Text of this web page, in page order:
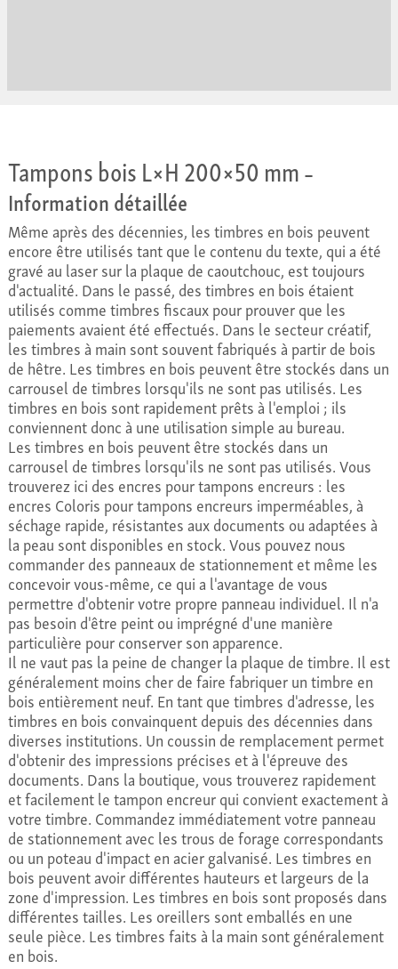
Tampons bois L×H 200×50 mm–
Information détaillée
Même après des décennies, les timbres en bois peuvent
encore être utilisés tant que le contenu du texte, qui a été
gravé au laser sur la plaque de caoutchouc, est toujours
d'actualité. Dans le passé, des timbres en bois étaient
utilisés comme timbres fiscaux pour prouver que les
paiements avaient été effectués. Dans le secteur créatif,
les timbres à main sont souvent fabriqués à partir de bois
de hêtre. Les timbres en bois peuvent être stockés dans un
carrousel de timbres lorsqu'ils ne sont pas utilisés. Les
timbres en bois sont rapidement prêts à l'emploi ; ils
conviennent donc à une utilisation simple au bureau.
Les timbres en bois peuvent être stockés dans un
carrousel de timbres lorsqu'ils ne sont pas utilisés. Vous
trouverez ici des encres pour tampons encreurs : les
encres Coloris pour tampons encreurs imperméables, à
séchage rapide, résistantes aux documents ou adaptées à
la peau sont disponibles en stock. Vous pouvez nous
commander des panneaux de stationnement et même les
concevoir vous-même, ce qui a l'avantage de vous
permettre d'obtenir votre propre panneau individuel. Il n'a
pas besoin d'être peint ou imprégné d'une manière
particulière pour conserver son apparence.
Il ne vaut pas la peine de changer la plaque de timbre. Il est
généralement moins cher de faire fabriquer un timbre en
bois entièrement neuf. En tant que timbres d'adresse, les
timbres en bois convainquent depuis des décennies dans
diverses institutions. Un coussin de remplacement permet
d'obtenir des impressions précises et à l'épreuve des
documents. Dans la boutique, vous trouverez rapidement
et facilement le tampon encreur qui convient exactement à
votre timbre. Commandez immédiatement votre panneau
de stationnement avec les trous de forage correspondants
ou un poteau d'impact en acier galvanisé. Les timbres en
bois peuvent avoir différentes hauteurs et largeurs de la
zone d'impression. Les timbres en bois sont proposés dans
différentes tailles. Les oreillers sont emballés en une
seule pièce. Les timbres faits à la main sont généralement
en bois.